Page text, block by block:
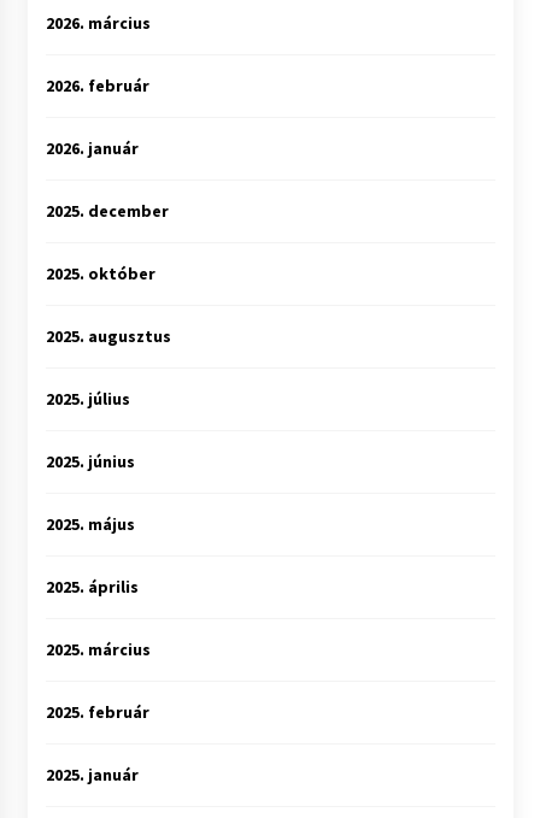
2026. március
2026. február
2026. január
2025. december
2025. október
2025. augusztus
2025. július
2025. június
2025. május
2025. április
2025. március
2025. február
2025. január